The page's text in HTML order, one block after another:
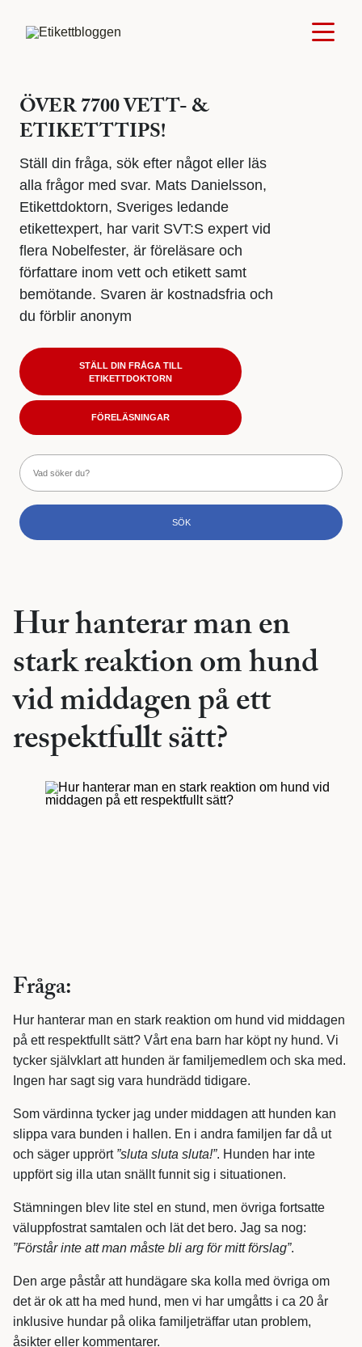
ÖVER 7700 VETT- &
ETIKETTTIPS!
Ställ din fråga, sök efter något eller läs
alla frågor med svar. Mats Danielsson,
Etikettdoktorn, Sveriges ledande
etikettexpert, har varit SVT:S expert vid
flera Nobelfester, är föreläsare och
författare inom vett och etikett samt
bemötande. Svaren är kostnadsfria och
du förblir anonym
STÄLL DIN FRÅGA TILL
ETIKETTDOKTORN
FÖRELÄSNINGAR
Hur hanterar man en
stark reaktion om hund
vid middagen på ett
respektfullt sätt?
Fråga:
Hur hanterar man en stark reaktion om hund vid middagen
på ett respektfullt sätt? Vårt ena barn har köpt ny hund. Vi
tycker självklart att hunden är familjemedlem och ska med.
Ingen har sagt sig vara hundrädd tidigare.
Som värdinna tycker jag under middagen att hunden kan
slippa vara bunden i hallen. En i andra familjen far då ut
och säger upprört ”sluta sluta sluta!”. Hunden har inte
uppfört sig illa utan snällt funnit sig i situationen.
Stämningen blev lite stel en stund, men övriga fortsatte
väluppfostrat samtalen och lät det bero. Jag sa nog:
”Förstår inte att man måste bli arg för mitt förslag”.
Den arge påstår att hundägare ska kolla med övriga om
det är ok att ha med hund, men vi har umgåtts i ca 20 år
inklusive hundar på olika familjeträffar utan problem,
åsikter eller kommentarer.